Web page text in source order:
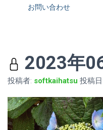
お問い合わせ
2023年
投稿者: softkaihatsu 投稿日: